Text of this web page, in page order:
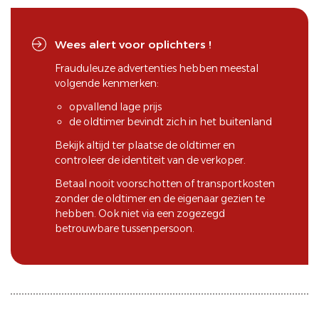
Wees alert voor oplichters !
Frauduleuze advertenties hebben meestal
volgende kenmerken:
opvallend lage prijs
de oldtimer bevindt zich in het buitenland
Bekijk altijd ter plaatse de oldtimer en
controleer de identiteit van de verkoper.
Betaal nooit voorschotten of transportkosten
zonder de oldtimer en de eigenaar gezien te
hebben. Ook niet via een zogezegd
betrouwbare tussenpersoon.